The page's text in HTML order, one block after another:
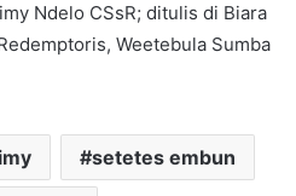
Ndelo CSsR; ditulis di Biara
Weetebula Sumba
setetes embun